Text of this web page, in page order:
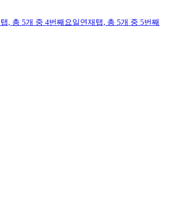
탭, 총 5개 중 4번째 요일연재 탭, 총 5개 중 5번째